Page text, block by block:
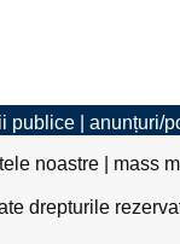
publice| anunțuri/
noastre| mass
drepturile